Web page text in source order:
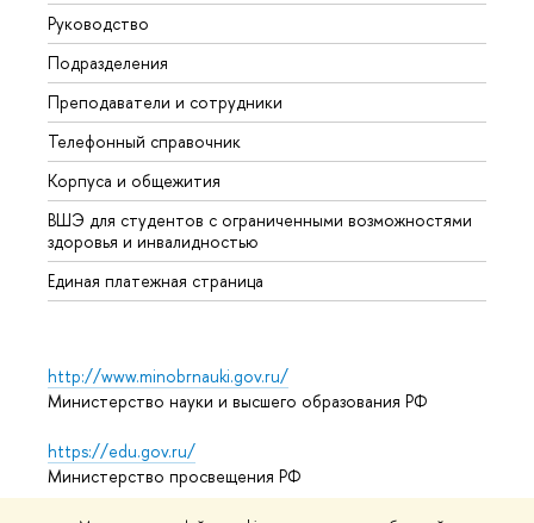
Руководство
Подразделения
Преподаватели и сотрудники
Телефонный справочник
Корпуса и общежития
ВШЭ для студентов с ограниченными возможностями
здоровья и инвалидностью
Единая платежная страница
http://www.minobrnauki.gov.ru/
Министерство науки и высшего образования РФ
https://edu.gov.ru/
Министерство просвещения РФ